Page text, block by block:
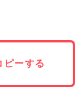
ピーする